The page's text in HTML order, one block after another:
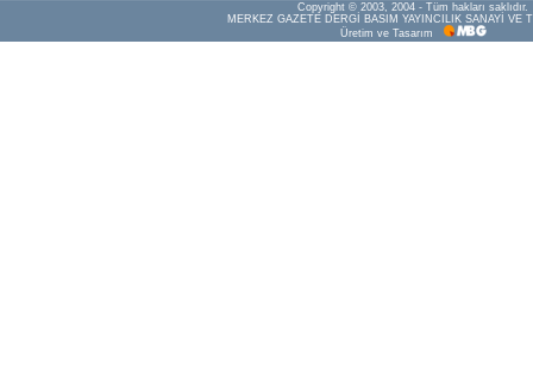
Copyright © 2003, 2004 - Tüm hakları saklıdır.
MERKEZ GAZETE DERGİ BASIM YAYINCILIK SANAYİ VE
Üretim ve Tasarım